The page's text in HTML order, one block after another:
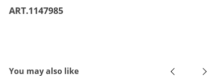
ART.1147985
You may also like